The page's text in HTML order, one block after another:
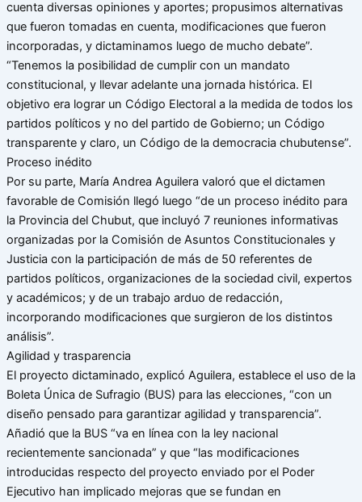
cuenta diversas opiniones y aportes; propusimos alternativas
que fueron tomadas en cuenta, modificaciones que fueron
incorporadas, y dictaminamos luego de mucho debate”.
“Tenemos la posibilidad de cumplir con un mandato
constitucional, y llevar adelante una jornada histórica. El
objetivo era lograr un Código Electoral a la medida de todos los
partidos políticos y no del partido de Gobierno; un Código
transparente y claro, un Código de la democracia chubutense”.
Proceso inédito
Por su parte, María Andrea Aguilera valoró que el dictamen
favorable de Comisión llegó luego “de un proceso inédito para
la Provincia del Chubut, que incluyó 7 reuniones informativas
organizadas por la Comisión de Asuntos Constitucionales y
Justicia con la participación de más de 50 referentes de
partidos políticos, organizaciones de la sociedad civil, expertos
y académicos; y de un trabajo arduo de redacción,
incorporando modificaciones que surgieron de los distintos
análisis”.
Agilidad y trasparencia
El proyecto dictaminado, explicó Aguilera, establece el uso de la
Boleta Única de Sufragio (BUS) para las elecciones, “con un
diseño pensado para garantizar agilidad y transparencia”.
Añadió que la BUS “va en línea con la ley nacional
recientemente sancionada” y que “las modificaciones
introducidas respecto del proyecto enviado por el Poder
Ejecutivo han implicado mejoras que se fundan en